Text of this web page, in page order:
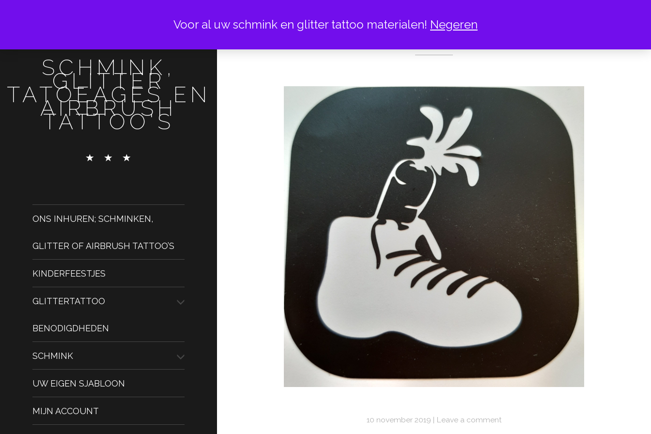
SCHMINK,
GLITTER
TATOEAGES EN
AIRBRUSH
TATTOO'S
ONS INHUREN; SCHMINKEN,
GLITTER OF AIRBRUSH TATTOO’S
KINDERFEESTJES
GLITTERTATTOO
BENODIGDHEDEN
SCHMINK
UW EIGEN SJABLOON
MIJN ACCOUNT
SCHOEN MET WORTEL
10 november 2019 Leave a comment
Voor al uw schmink en glitter tattoo materialen! Negeren